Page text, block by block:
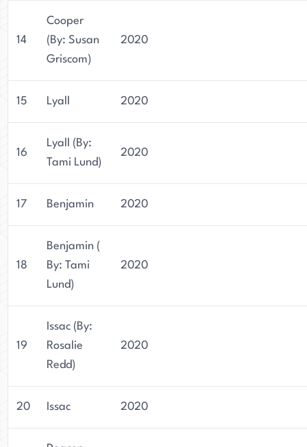
14
Cooper
(By: Susan
Griscom)
2020
15 Lyall 2020
16
Lyall (By:
Tami Lund)
2020
17 Benjamin 2020
18
Benjamin (
By: Tami
Lund)
2020
19
Issac (By:
Rosalie
Redd)
2020
20 Issac 2020